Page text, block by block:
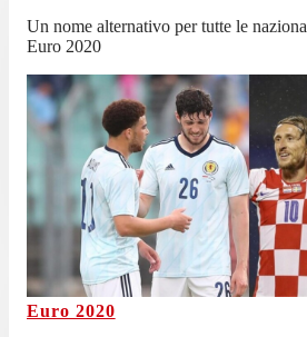
Un nome alternativo per tutte le
Euro 2020
Euro 2020